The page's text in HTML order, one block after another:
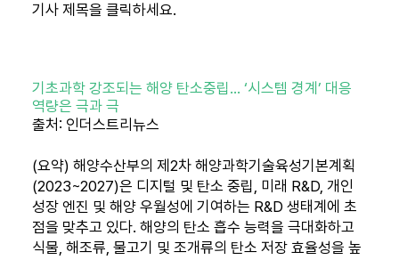
기사 제목을 클릭하세요.
기초과학 강조되는 해양 탄소중립… ‘시스템 경계’ 대응
역량은 극과 극
출처: 인더스트리뉴스
(요약) 해양수산부의 제2차 해양과학기술육성기본계획
(2023~2027)은 디지털 및 탄소 중립, 미래 R&D, 개인
성장 엔진 및 해양 우월성에 기여하는 R&D 생태계에 초
점을 맞추고 있다. 해양의 탄소 흡수 능력을 극대화하고
식물, 해조류, 물고기 및 조개류의 탄소 저장 효율성을 높